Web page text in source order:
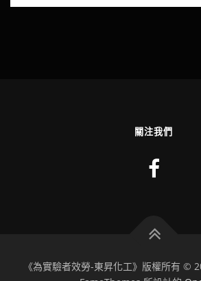
關注我們
《為實驗者效勞-東昇化工》版權所有 ©